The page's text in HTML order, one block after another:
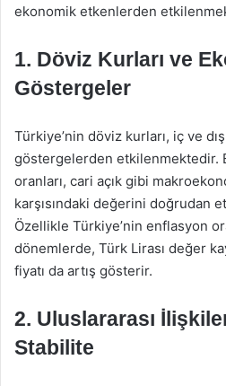
ekonomik etkenlerden
1. Döviz Kurları ve
Göstergeler
Türkiye’nin döviz kurları, iç ve
göstergelerden etkilenmektedir.
oranları, cari açık gibi
karşısındaki değerini doğrudan
Özellikle Türkiye’nin enflasyon
dönemlerde, Türk Lirası değer
fiyatı da artış gösterir.
2. Uluslararası
Stabilite